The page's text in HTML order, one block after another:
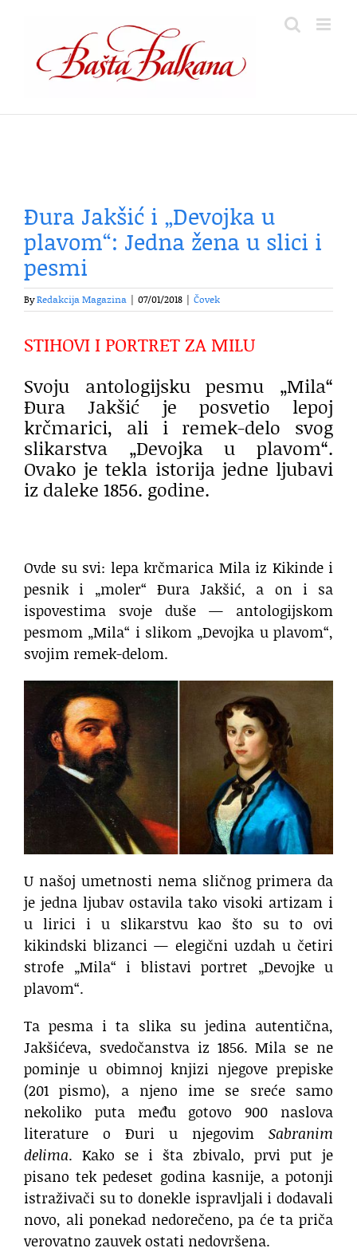
content
Đura Jakšić i „Devojka u
plavom“: Jedna žena u slici i
pesmi
ByRedakcija Magazina 07/01/2018 Čovek
STIHOVI I PORTRET ZA MILU
Svoju antologijsku pesmu „Mila“
Đura Jakšić je posvetio lepoj
krčmarici, ali i remek-delo svog
slikarstva „Devojka u plavom“.
Ovako je tekla istorija jedne ljubavi
iz daleke 1856. godine.
Ovde su svi: lepa krčmarica Mila iz Kikinde i
pesnik i „moler“ Đura Jakšić, a on i sa
ispovestima svoje duše — antologijskom
pesmom „Mila“ i slikom „Devojka u plavom“,
svojim remek-delom.
U našoj umetnosti nema sličnog primera da
je jedna ljubav ostavila tako visoki artizam i
u lirici i u slikarstvu kao što su to ovi
kikindski blizanci — elegični uzdah u četiri
strofe „Mila“ i blistavi portret „Devojke u
plavom“.
Ta pesma i ta slika su jedina autentična,
Jakšićeva, svedočanstva iz 1856. Mila se ne
pominje u obimnoj knjizi njegove prepiske
(201 pismo), a njeno ime se sreće samo
nekoliko puta među gotovo 900 naslova
literature o Đuri u njegovim Sabranim
delima. Kako se i šta zbivalo, prvi put je
pisano tek pedeset godina kasnije, a potonji
istraživači su to donekle ispravljali i dodavali
novo, ali ponekad nedorečeno, pa će ta priča
verovatno zauvek ostati nedovršena.